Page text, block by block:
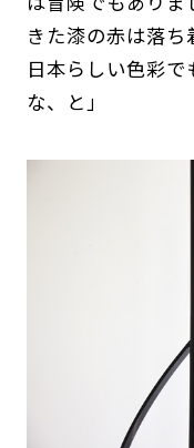
きた漆の赤は落
日本らしい色彩
な、と」